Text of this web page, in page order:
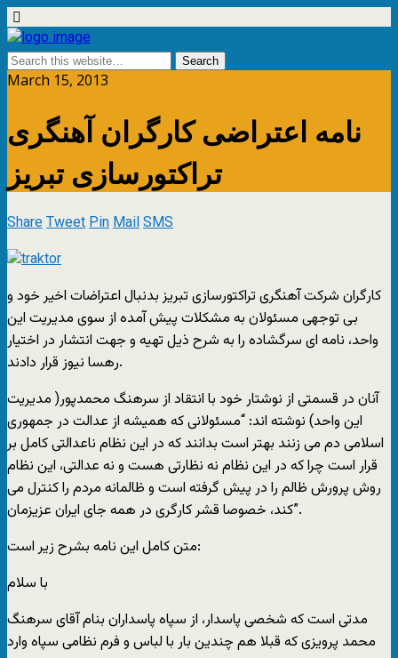
March 15, 2013
نامه اعتراضی کارگران آهنگری
تراکتورسازی تبریز
ShareTweetPinMailSMS
کارگران شرکت آهنگری تراکتورسازی تبریز بدنبال اعتراضات اخیر خود و
بی توجهی مسئولان به مشکلات پیش آمده از سوی مدیریت این
واحد، نامه ای سرگشاده را به شرح ذیل تهیه و جهت انتشار در اختیار
رهسا نیوز قرار دادند.
آنان در قسمتی از نوشتار خود با انتقاد از سرهنگ محمدپور( مدیریت
این واحد) نوشته اند: “مسئولانی که همیشه از عدالت در جمهوری
اسلامی دم می زنند بهتر است بدانند که در این نظام ناعدالتی کامل بر
قرار است چرا که در این نظام نه نظارتی هست و نه عدالتی، این نظام
روش پرورش ظالم را در پیش گرفته است و ظالمانه مردم را کنترل می
کند، خصوصا قشر کارگری در همه جای ایران عزیزمان”.
متن کامل این نامه بشرح زیر است:
با سلام
مدتی است که شخصی پاسدار، از سپاه پاسداران بنام آقای سرهنگ
محمد پرویزی که قبلا هم چندین بار با لباس و فرم نظامی سپاه وارد